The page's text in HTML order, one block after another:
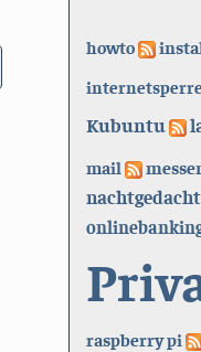
howto
Kubuntu
mail
nachtgedacht
raspberry pi